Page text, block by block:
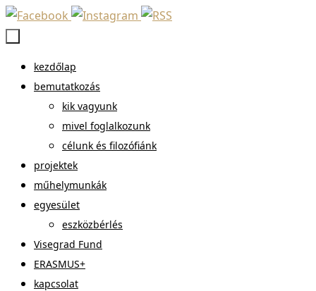
Megszakítás
Megszakítás
kezdőlap
bemutatkozás
kik vagyunk
mivel foglalkozunk
célunk és filozófiánk
projektek
műhelymunkák
egyesület
eszközbérlés
Visegrad Fund
ERASMUS+
kapcsolat